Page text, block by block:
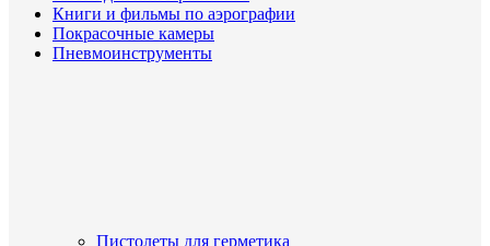
Книги и фильмы по аэрографии
Покрасочные камеры
Пневмоинструменты
Пистолеты для герметика